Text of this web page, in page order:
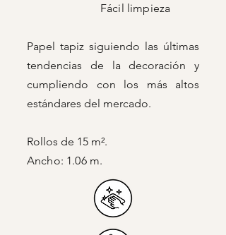
Fácil limpieza
Papel tapiz siguiendo las últimas
tendencias de la decoración y
cumpliendo con los más altos
estándares del mercado.
Rollos de 15 m².
Ancho: 1.06 m.